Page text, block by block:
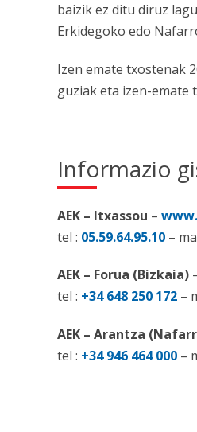
baizik ez ditu diruz
Erkidegoko edo
Izen emate txostenak
guziak eta izen-emate
Informazio
AEK – Itxassou –
tel : 05.59.64.95.10 –
AEK – Forua (Bizkaia)
tel : +34 648 250 172 –
AEK – Arantza
tel : +34 946 464 000 –